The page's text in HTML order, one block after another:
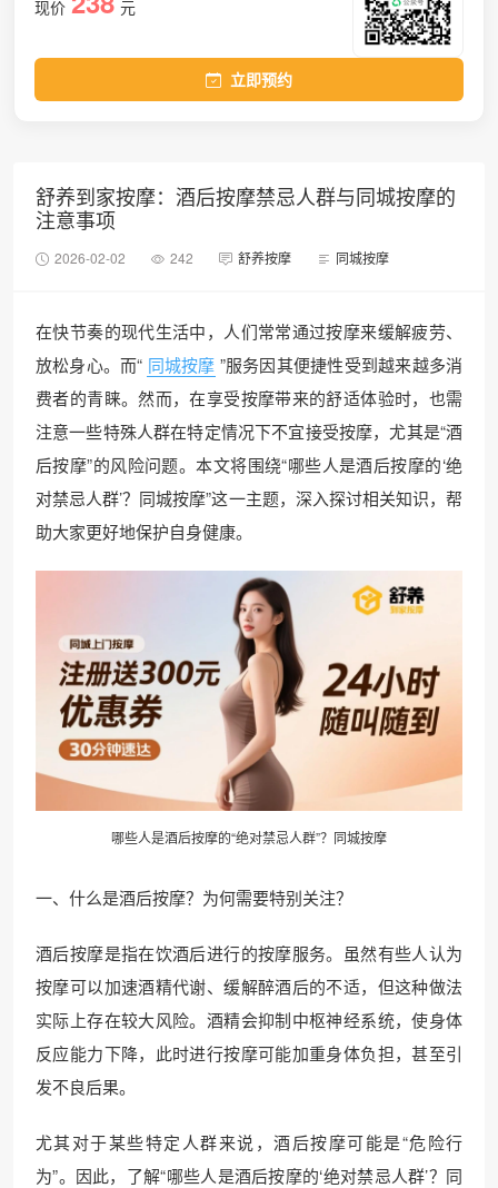
现价 元
立即预约
舒养到家按摩：酒后按摩禁忌人群与同城按摩的
注意事项
2026-02-02 242 舒养按摩 同城按摩
在快节奏的现代生活中，人们常常通过按摩来缓解疲劳、
放松身心。而“ 同城按摩 ”服务因其便捷性受到越来越多消
费者的青睐。然而，在享受按摩带来的舒适体验时，也需
注意一些特殊人群在特定情况下不宜接受按摩，尤其是“酒
后按摩”的风险问题。本文将围绕“哪些人是酒后按摩的‘绝
对禁忌人群’？同城按摩”这一主题，深入探讨相关知识，帮
助大家更好地保护自身健康。
哪些人是酒后按摩的“绝对禁忌人群”？同城按摩
一、什么是酒后按摩？为何需要特别关注？
酒后按摩是指在饮酒后进行的按摩服务。虽然有些人认为
按摩可以加速酒精代谢、缓解醉酒后的不适，但这种做法
实际上存在较大风险。酒精会抑制中枢神经系统，使身体
反应能力下降，此时进行按摩可能加重身体负担，甚至引
发不良后果。
尤其对于某些特定人群来说，酒后按摩可能是“危险行
为”。因此，了解“哪些人是酒后按摩的‘绝对禁忌人群’？同